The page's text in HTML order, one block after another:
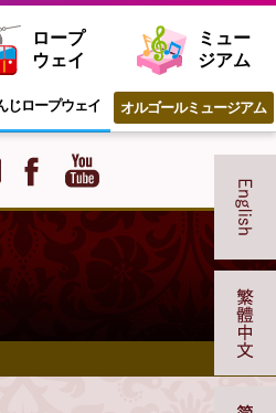
ロープ
ウェイ
じロープウェイ
ミュー
ジアム
オルゴールミュージアム